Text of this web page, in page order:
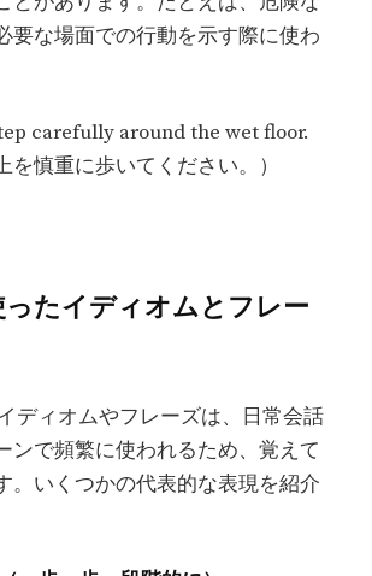
要な場面での行動を示す際に使わ
carefully around the wet floor.
を慎重に歩いてください。）
ったイディオムとフレー
ディオムやフレーズは、日常会話
ンで頻繁に使われるため、覚えて
。いくつかの代表的な表現を紹介